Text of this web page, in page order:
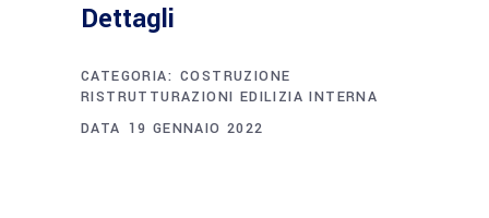
Dettagli
CATEGORIA: COSTRUZIONE
RISTRUTTURAZIONI EDILIZIA INTERNA
DATA 19 GENNAIO 2022